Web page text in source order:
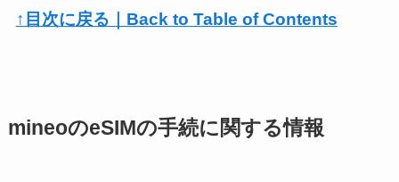
↑目次に戻る｜Back to Table of Contents
mineoのeSIMの手続に関する情報